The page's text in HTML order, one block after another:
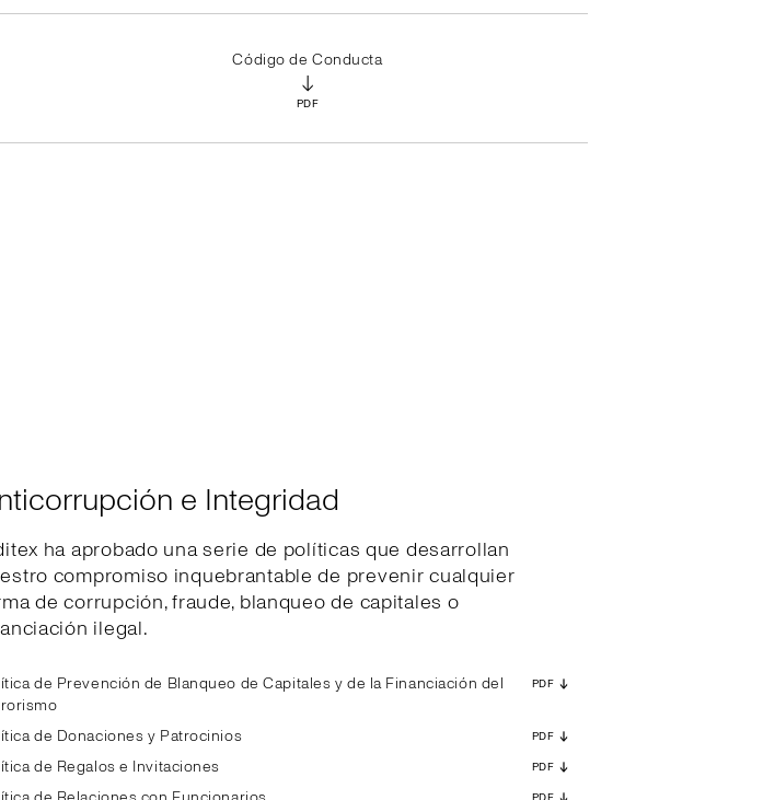
Código de Conducta
↓
PDF
e Integridad
ha aprobado una serie de políticas que desarrollan
compromiso inquebrantable de prevenir cualquier
de corrupción, fraude, blanqueo de capitales o
ilegal.
de Prevención de Blanqueo de Capitales y de la Financiación del
PDF
de Donaciones y Patrocinios PDF
de Regalos e Invitaciones PDF